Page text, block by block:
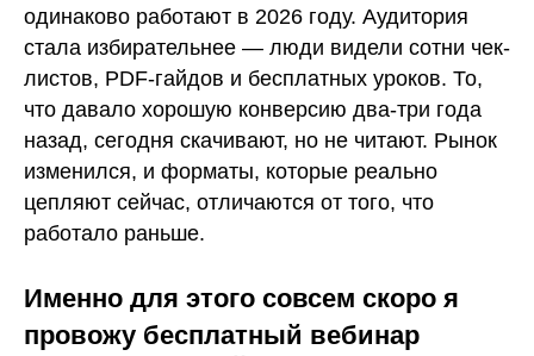
одинаково работают в 2026 году. Аудитория
стала избирательнее — люди видели сотни чек-
листов, PDF-гайдов и бесплатных уроков. То,
что давало хорошую конверсию два-три года
назад, сегодня скачивают, но не читают. Рынок
изменился, и форматы, которые реально
цепляют сейчас, отличаются от того, что
работало раньше.
Именно для этого совсем скоро я
провожу бесплатный вебинар